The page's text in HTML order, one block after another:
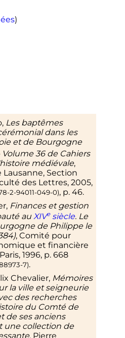
)
Les baptêmes
dans les
et de Bourgogne
Volume 36 de Cahiers
médiévale,
Section
des Lettres, 2005,
2-94011-049-0), p. 46.
Finances et gestion
au XIVe siècle. Le
de Philippe le
, Comité pour
et financière
1996, p. 668
7).
Chevalier, Mémoires
la ville et seigneurie
des recherches
du Comté de
de ses anciens
une collection de
, Pierre